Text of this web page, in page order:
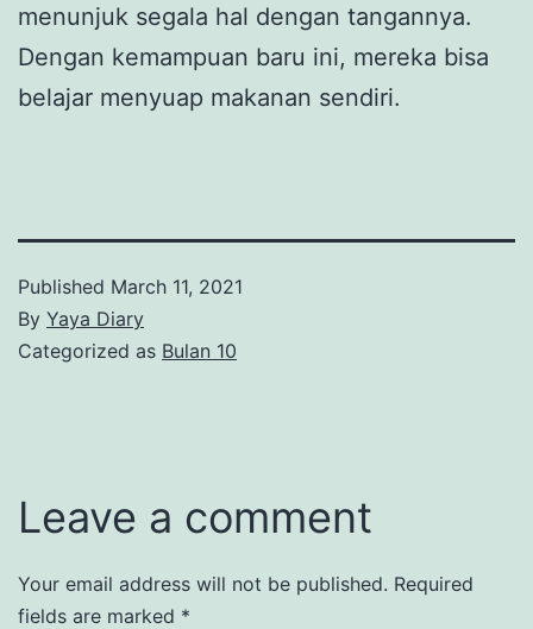
menunjuk segala hal dengan tangannya.
Dengan kemampuan baru ini, mereka bisa
belajar menyuap makanan sendiri.
Published March 11, 2021
By Yaya Diary
Categorized as Bulan 10
Leave a comment
Your email address will not be published. Required
fields are marked *